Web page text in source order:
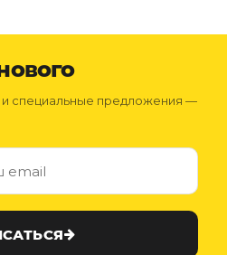
специальные предложения —